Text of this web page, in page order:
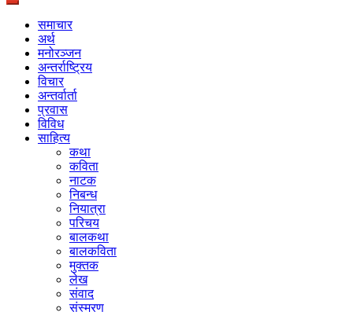
Deepshree Online
News Portal from Nepal
समाचार
अर्थ
मनोरञ्जन
अन्तर्राष्ट्रिय
विचार
अन्तर्वार्ता
प्रवास
विविध
साहित्य
कथा
कविता
नाटक
निबन्ध
नियात्रा
परिचय
बालकथा
बालकविता
मुक्तक
लेख
संवाद
संस्मरण